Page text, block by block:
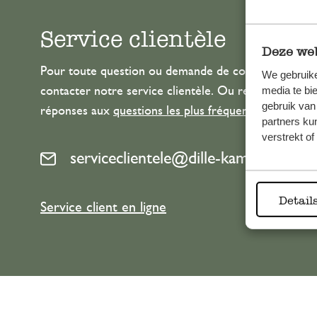
Deze
We
media te
gebruik
partners
verstrekt of
Service clientèle
Pour toute question ou demande de conseil ou
contacter notre service clientèle. Ou retrouvez ici
réponses aux questions les plus fréquemment
serviceclientele@dille-kamille.com
Service client en ligne